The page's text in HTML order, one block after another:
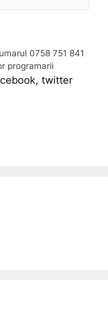
0758 751 841
programarii
twitter